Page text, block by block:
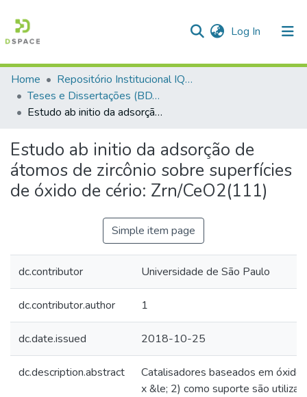
Log In (current)
Communities & Collections
All of DSpace
Statistics
Home
Repositório Institucional IQSC
Teses e Dissertações (BDTD USP)
Estudo ab initio da adsorção de átomos de zircônio sobre superfí­cies de óxido de cério: Zrn/CeO2(111)
Estudo ab initio da adsorção de
átomos de zircônio sobre superfí­cies
de óxido de cério: Zrn/CeO2(111)
Simple item page
dc.contributor Universidade de São Paulo
dc.contributor.author 1
dc.date.issued 2018-10-25
dc.description.abstract
Catalisadores baseados em
x &le; 2) como suporte são